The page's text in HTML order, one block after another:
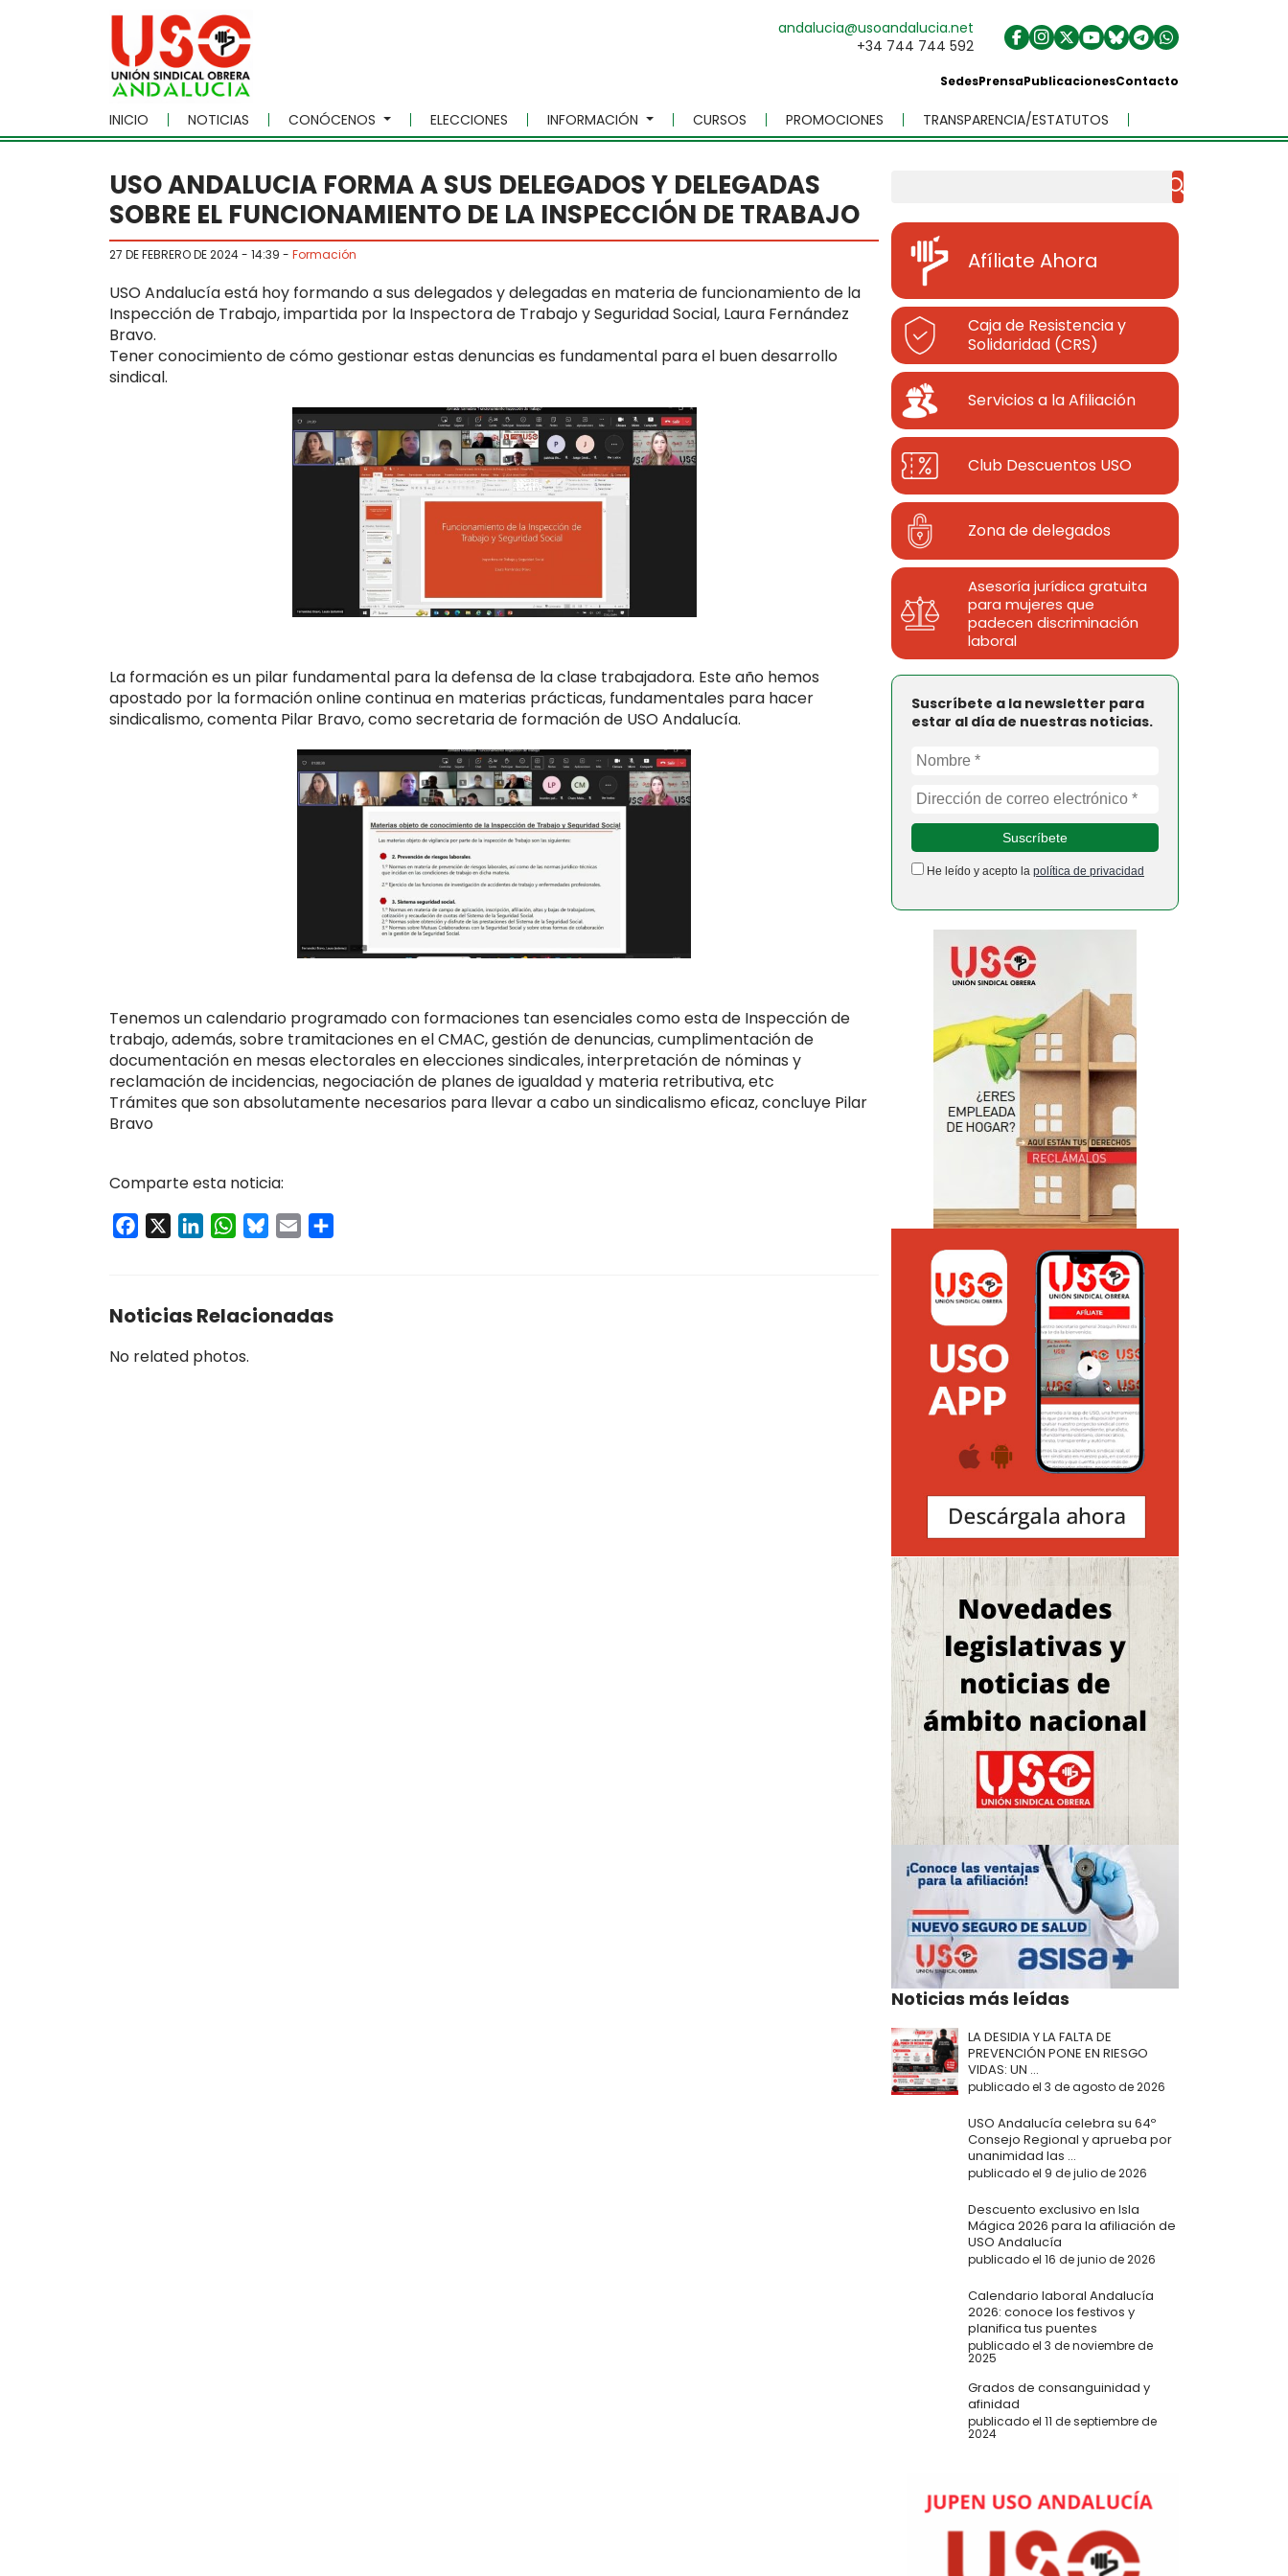
Skip to main content
andalucia@usoandalucia.net
+34 744 744 592
SedesPrensaPublicacionesContacto
INICIO NOTICIAS CONÓCENOS ELECCIONES INFORMACIÓN CURSOS PROMOCIONES TRANSPARENCIA/ESTATUTOS
USO ANDALUCIA FORMA A SUS DELEGADOS Y DELEGADAS
SOBRE EL FUNCIONAMIENTO DE LA INSPECCIÓN DE TRABAJO
27 DE FEBRERO DE 2024 - 14:39 - Formación
USO Andalucía está hoy formando a sus delegados y delegadas en materia de funcionamiento de la
Inspección de Trabajo, impartida por la Inspectora de Trabajo y Seguridad Social, Laura Fernández
Bravo.
Tener conocimiento de cómo gestionar estas denuncias es fundamental para el buen desarrollo
sindical.
La formación es un pilar fundamental para la defensa de la clase trabajadora. Este año hemos
apostado por la formación online continua en materias prácticas, fundamentales para hacer
sindicalismo, comenta Pilar Bravo, como secretaria de formación de USO Andalucía.
Tenemos un calendario programado con formaciones tan esenciales como esta de Inspección de
trabajo, además, sobre tramitaciones en el CMAC, gestión de denuncias, cumplimentación de
documentación en mesas electorales en elecciones sindicales, interpretación de nóminas y
reclamación de incidencias, negociación de planes de igualdad y materia retributiva, etc
Trámites que son absolutamente necesarios para llevar a cabo un sindicalismo eficaz, concluye Pilar
Bravo
Comparte esta noticia:
Facebook LinkedInWhatsApp
Bluesky
Email
Noticias Relacionadas
No related photos.
Afíliate Ahora
Caja de Resistencia y
Solidaridad (CRS)
Servicios a la Afiliación
Club Descuentos USO
Zona de delegados
Asesoría jurídica gratuita
para mujeres que
padecen discriminación
laboral
Suscríbete a la newsletter para
estar al día de nuestras noticias.
He leído y acepto la política de privacidad
Noticias más leídas
LA DESIDIA Y LA FALTA DE
PREVENCIÓN PONE EN RIESGO
VIDAS: UN ...
publicado el 3 de agosto de 2026
USO Andalucía celebra su 64º
Consejo Regional y aprueba por
unanimidad las ...
publicado el 9 de julio de 2026
Descuento exclusivo en Isla
Mágica 2026 para la afiliación de
USO Andalucía
publicado el 16 de junio de 2026
Calendario laboral Andalucía
2026: conoce los festivos y
planifica tus puentes
publicado el 3 de noviembre de
2025
Grados de consanguinidad y
afinidad
publicado el 11 de septiembre de
2024